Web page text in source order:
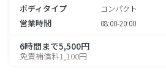
ボディタイプ コンパクト
営業時間 08:00-20:00
6時間まで5,500円
免責補償料1,100円